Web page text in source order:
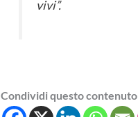
vivi”.
Condividi questo contenuto